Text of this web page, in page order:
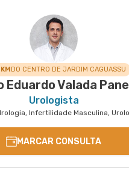
DO CENTRO DE JARDIM CAGUASSU
Eduardo Valada Pane
Urologista
MARCAR CONSULTA